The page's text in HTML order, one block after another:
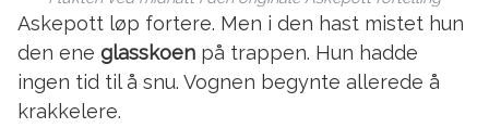
Askepott løp fortere. Men i den hast mistet hun
den ene glasskoen på trappen. Hun hadde
ingen tid til å snu. Vognen begynte allerede å
krakkelere.